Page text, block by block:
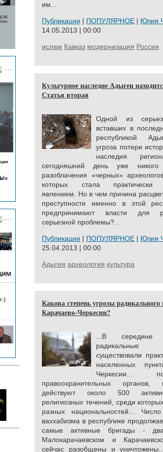
им...
Публикации | ПОПУЛЯРНОЕ | Юлия
14.05.2013 | 00:00
ислам Кавказ модернизация Россия
Культурное наследие Адыгеи
Статья вторая
Одной из
вставших в
республикой
угроза потери
наследия
сегодняшний день уже
разоблачения «черных»
которых стала практически
явлением. Но в чем причина
преступности именно в этой
предпринимают власти для
серьезной проблемы?..
Публикации | ПОПУЛЯРНОЕ | Юлия
25.04.2013 | 00:00
Адыгея археология культура
Какова степень угрозы
Карачаево-Черкесии?
...В
существовали
населенных
Черкесии...
правоохранительных органов,
действуют около 500
религиозных течений, среди
разных национальностей...
ваххабизма в республике
самые активные бригады -
Малокарачаевском и
сейчас разобщены и